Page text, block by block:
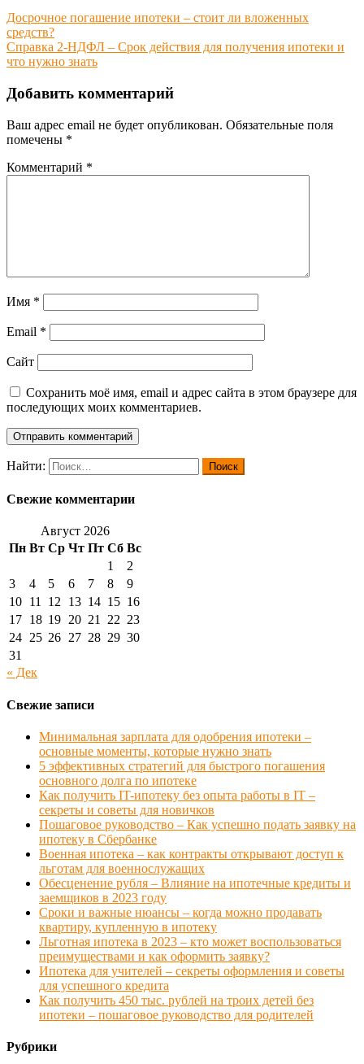
Досрочное погашение ипотеки – стоит ли вложенных
средств?
Справка 2-НДФЛ – Срок действия для получения ипотеки и
что нужно знать
Добавить комментарий
Ваш адрес email не будет опубликован. Обязательные поля
помечены *
Комментарий *
Имя *
Email *
Сайт
Сохранить моё имя, email и адрес сайта в этом браузере для
последующих моих комментариев.
Найти:
Свежие комментарии
Август 2026
Пн Вт Ср Чт Пт Сб Вс
1
2
3
4 5 6 7 8
9
10 11 12 13 14 15 16
17 18 19 20 21 22 23
24 25 26 27 28 29 30
31
« Дек
Свежие записи
Минимальная зарплата для одобрения ипотеки –
основные моменты, которые нужно знать
5 эффективных стратегий для быстрого погашения
основного долга по ипотеке
Как получить IT-ипотеку без опыта работы в IT –
секреты и советы для новичков
Пошаговое руководство – Как успешно подать заявку на
ипотеку в Сбербанке
Военная ипотека – как контракты открывают доступ к
льготам для военнослужащих
Обесценение рубля – Влияние на ипотечные кредиты и
заемщиков в 2023 году
Сроки и важные нюансы – когда можно продавать
квартиру, купленную в ипотеку
Льготная ипотека в 2023 – кто может воспользоваться
преимуществами и как оформить заявку?
Ипотека для учителей – секреты оформления и советы
для успешного кредита
Как получить 450 тыс. рублей на троих детей без
ипотеки – пошаговое руководство для родителей
Рубрики